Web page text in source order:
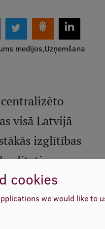
medijos Uzņemšana
visā Latvijā
izglītības
un
cookies
we would like to